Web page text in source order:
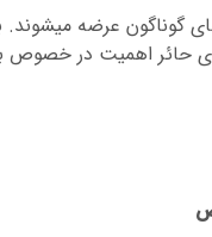
گوناگون عرضه میشوند.
ی حائر اهمیت در خصوص